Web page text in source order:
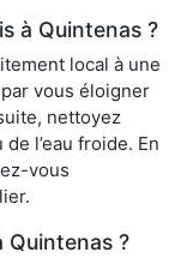
à Quintenas ?
local à une
vous éloigner
nettoyez
l’eau froide. En
vous
Quintenas ?